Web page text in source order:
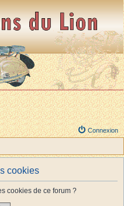
Connexion
cookies
cookies de ce forum ?